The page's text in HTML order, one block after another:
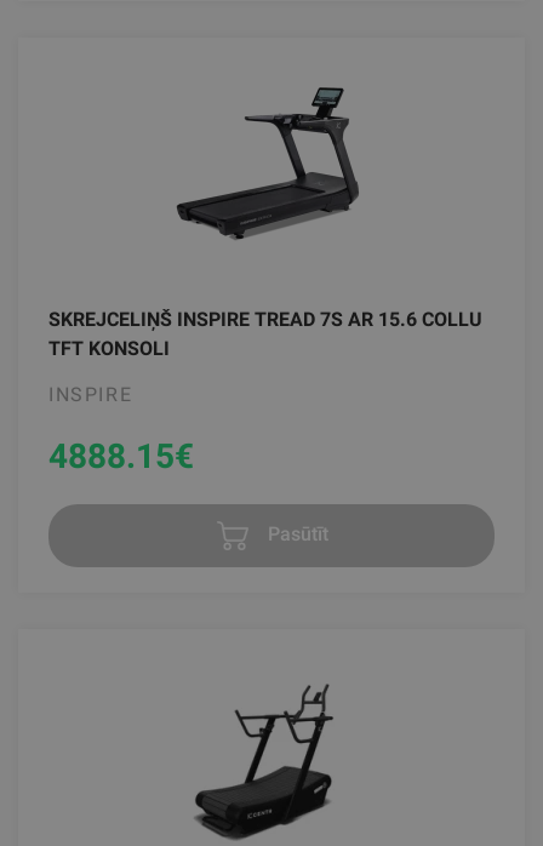
SKREJCELIŅŠ INSPIRE TREAD 7S AR 15.6 COLLU
TFT KONSOLI
INSPIRE
4888.15€
Pasūtīt